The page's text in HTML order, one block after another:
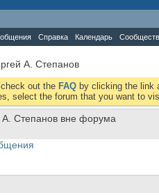
Справка Календарь
А. Степанов
out the FAQ by clicking the link
select the forum that you want to